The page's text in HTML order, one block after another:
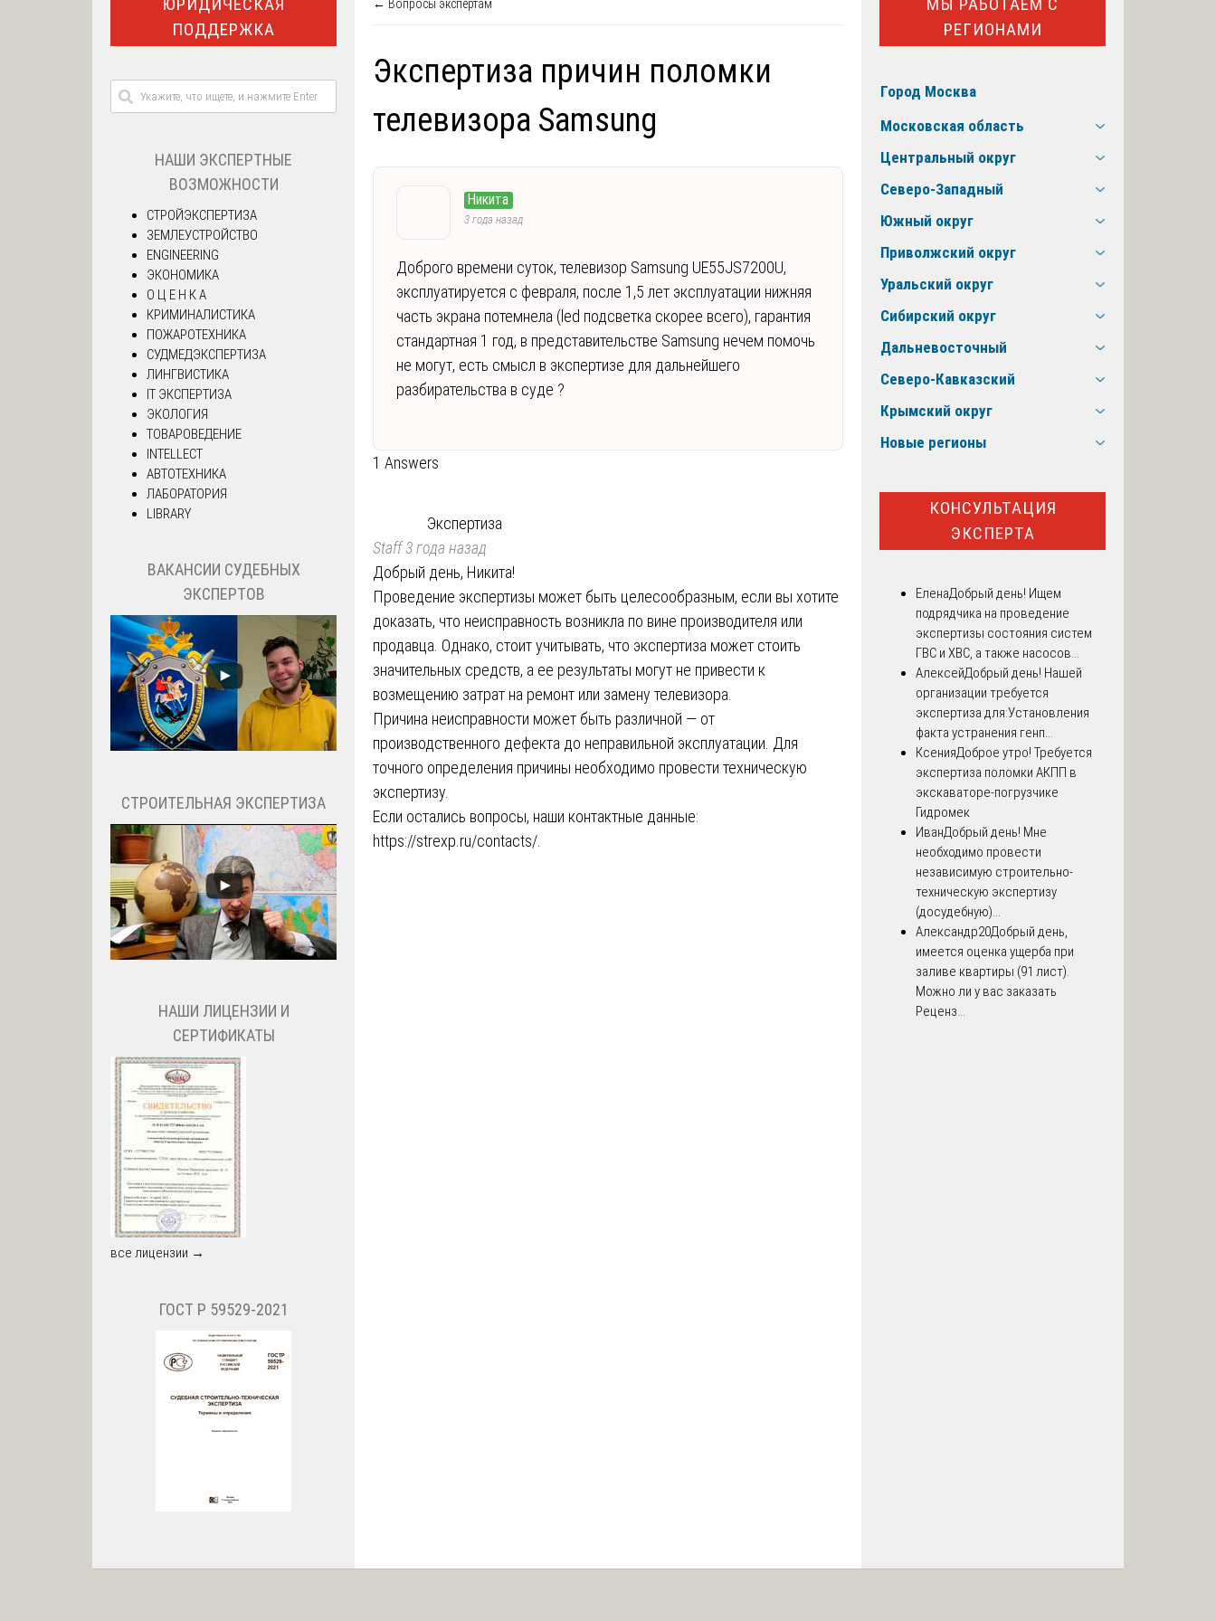
← Вопросы экспертам
Экспертиза причин поломки
телевизора Samsung
Никита
3 года назад
Доброго времени суток, телевизор Samsung UE55JS7200U,
эксплуатируется с февраля, после 1,5 лет эксплуатации нижняя
часть экрана потемнела (led подсветка скорее всего), гарантия
стандартная 1 год, в представительстве Samsung нечем помочь
не могут, есть смысл в экспертизе для дальнейшего
разбирательства в суде ?
1 Answers
Экспертиза
Staff3 года назад
Добрый день, Никита!
Проведение экспертизы может быть целесообразным, если вы хотите
доказать, что неисправность возникла по вине производителя или
продавца. Однако, стоит учитывать, что экспертиза может стоить
значительных средств, а ее результаты могут не привести к
возмещению затрат на ремонт или замену телевизора.
Причина неисправности может быть различной — от
производственного дефекта до неправильной эксплуатации. Для
точного определения причины необходимо провести техническую
экспертизу.
Если остались вопросы, наши контактные данные:
https://strexp.ru/contacts/
ПОДДЕРЖКА
НАШИ ЭКСПЕРТНЫЕ
ВОЗМОЖНОСТИ
СТРОЙЭКСПЕРТИЗА
ЗЕМЛЕУСТРОЙСТВО
ENGINEERING
ЭКОНОМИКА
О Ц Е Н К А
КРИМИНАЛИСТИКА
ПОЖАРОТЕХНИКА
СУДМЕДЭКСПЕРТИЗА
ЛИНГВИСТИКА
IT ЭКСПЕРТИЗА
ЭКОЛОГИЯ
ТОВАРОВЕДЕНИЕ
INTELLECT
АВТОТЕХНИКА
ЛАБОРАТОРИЯ
LIBRARY
ВАКАНСИИ СУДЕБНЫХ
ЭКСПЕРТОВ
СТРОИТЕЛЬНАЯ ЭКСПЕРТИЗА
НАШИ ЛИЦЕНЗИИ И
СЕРТИФИКАТЫ
все лицензии →
ГОСТ Р 59529-2021
РЕГИОНАМИ
Город Москва
Московская область
Центральный округ
Северо-Западный
Южный округ
Приволжский округ
Уральский округ
Сибирский округ
Дальневосточный
Северо-Кавказский
Крымский округ
Новые регионы
КОНСУЛЬТАЦИЯ
ЭКСПЕРТА
ЕленаДобрый день! Ищем
подрядчика на проведение
экспертизы состояния систем
ГВС и ХВС, а также насосов...
АлексейДобрый день! Нашей
организации требуется
экспертиза для:Установления
факта устранения генп...
КсенияДоброе утро! Требуется
экспертиза поломки АКПП в
экскаваторе-погрузчике
Гидромек
ИванДобрый день! Мне
необходимо провести
независимую строительно-
техническую экспертизу
(досудебную)...
Александр20Добрый день,
имеется оценка ущерба при
заливе квартиры (91 лист).
Можно ли у вас заказать
Реценз...